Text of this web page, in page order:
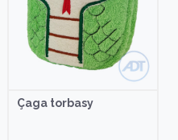
Çaga torbasy